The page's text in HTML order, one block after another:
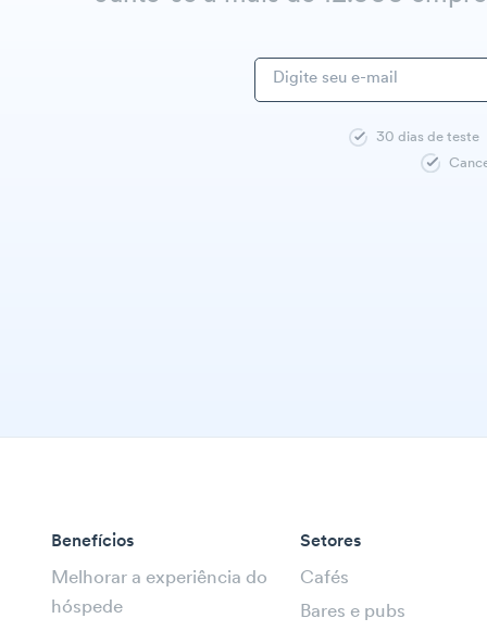
30 dias de teste
Benefícios
Melhorar a experiência do
hóspede
Setores
Cafés
Bares e pubs